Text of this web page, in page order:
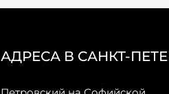
АДРЕСА В САНКТ-